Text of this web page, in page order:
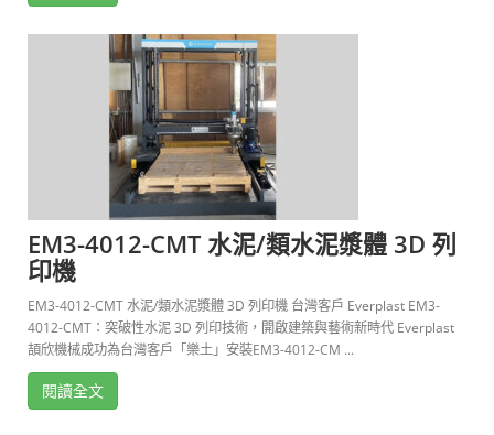
EM3-4012-CMT 水泥/類水泥漿體 3D 列
印機
EM3-4012-CMT 水泥/類水泥漿體 3D 列印機 台灣客戶 Everplast EM3-
4012-CMT：突破性水泥 3D 列印技術，開啟建築與藝術新時代 Everplast
頡欣機械成功為台灣客戶「樂土」安裝EM3-4012-CM ...
閱讀全文